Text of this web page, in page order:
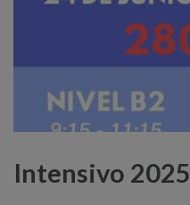
Intensivo 2025